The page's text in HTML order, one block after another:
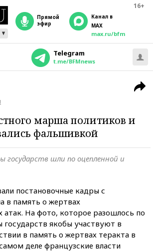
16+
прямой
эфир
Канал в
MAX
max.ru/bfm
Telegram
t.me/BFMnews
марша политиков и
фальшивкой
государств шли по оцепленной и
постановочные кадры с
в память о жертвах
атак. На фото, которое разошлось по
государств якобы участвуют в
в память о жертвах теракта в
деле французские власти